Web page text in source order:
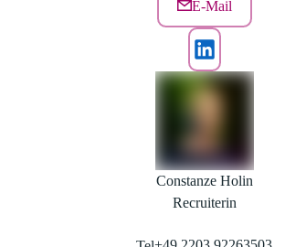
E-Mail
Constanze Holin
Recruiterin